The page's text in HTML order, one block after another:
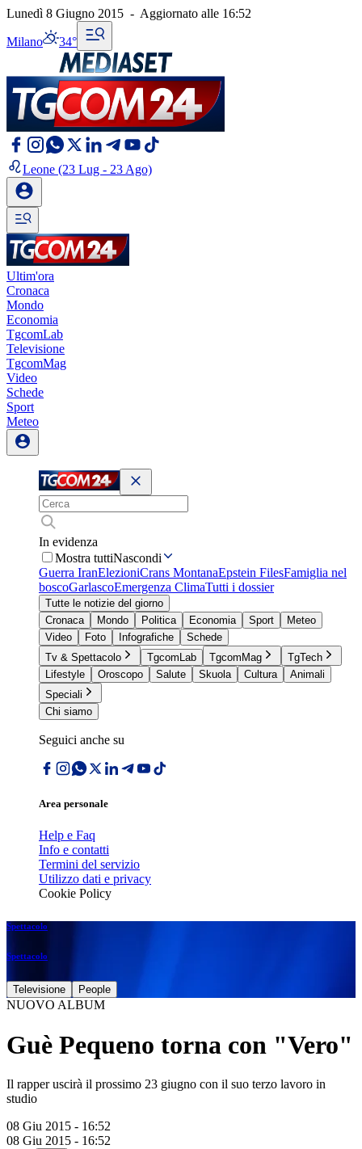
Lunedì 8 Giugno 2015 - Aggiornato alle 16:52
Milano 34°
Leone (23 Lug - 23 Ago)
Ultim'ora
Cronaca
Mondo
Economia
TgcomLab
Televisione
TgcomMag
Video
Schede
Sport
Meteo
In evidenza
Mostra tuttiNascondi
Guerra IranElezioniCrans MontanaEpstein FilesFamiglia nel
boscoGarlascoEmergenza ClimaTutti i dossier
Tutte le notizie del giorno
Cronaca
Mondo Politica Economia Sport
Meteo
Video
Foto Infografiche
Schede
Tv & Spettacolo
TgcomLab TgcomMag
TgTech
Lifestyle
Oroscopo Salute Skuola Cultura
Animali
Speciali
Chi siamo
Seguici anche su
Area personale
Help e Faq
Info e contatti
Termini del servizio
Utilizzo dati e privacy
Cookie Policy
Spettacolo
Spettacolo
Televisione People
NUOVO ALBUM
Guè Pequeno torna con "Vero"
Il rapper uscirà il prossimo 23 giugno con il suo terzo lavoro in
studio
08 Giu 2015 - 16:52
08 Giu 2015 - 16:52